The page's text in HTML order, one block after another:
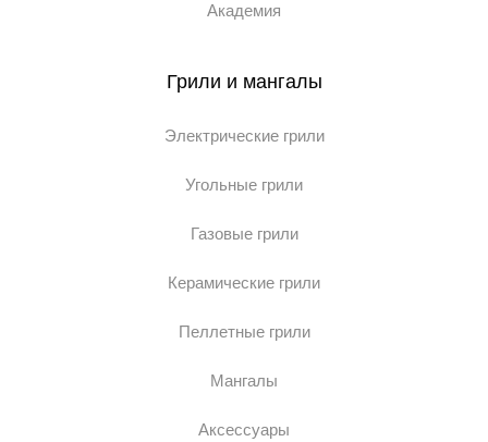
Академия
Грили и мангалы
Электрические грили
Угольные грили
Газовые грили
Керамические грили
Пеллетные грили
Мангалы
Аксессуары